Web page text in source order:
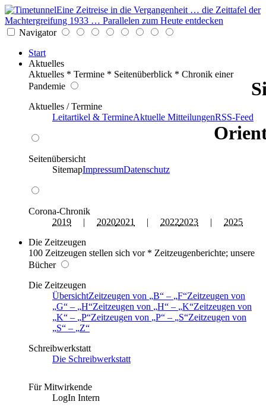
Eine Zeitreise in die Vergangenheit … die Zeittafel der
Machtergreifung 1933 … Parallelen zum Heute entdecken
Navigator
Start
Aktuelles
Aktuelles * Termine * Seitenüberblick * Chronik einer
Pandemie
Aktuelles / Termine
Leitartikel & TermineAktuelle MitteilungenRSS-Feed
Seitenübersicht
SitemapImpressumDatenschutz
Corona-Chronik
2019 | 20202021 | 20222023 | 2025
Die Zeitzeugen
100 Zeitzeugen stellen sich vor * Zeitzeugenberichte; unsere
Bücher
Die Zeitzeugen
ÜbersichtZeitzeugen von B – F Zeitzeugen von
G
– H Zeitzeugen von H – K Zeitzeugen von
K
– P Zeitzeugen von P – S Zeitzeugen von
S
–
Z
Schreibwerkstatt
Die Schreibwerkstatt
Für Mitwirkende
LogIn Intern